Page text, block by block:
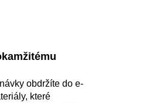
obdržíte do e-
které